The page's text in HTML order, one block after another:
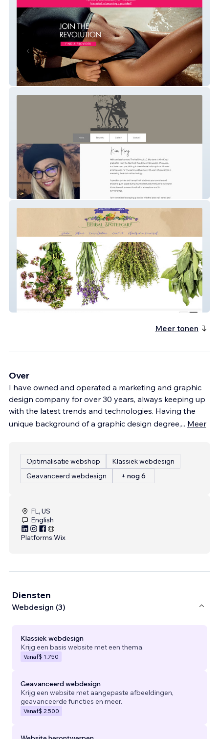
Epilfree
The Nail Diva
NE Herbal Apothecary
Meer tonen
Over
I have owned and operated a marketing and graphic
design company for over 30 years, always keeping up
with the latest trends and technologies. Having the
unique background of a graphic design degree,... Meer
Optimalisatie webshop
Klassiek webdesign
Geavanceerd webdesign
+ nog 6
FL, US
English
Platforms:Wix
Diensten
Webdesign (3)
Klassiek webdesign
Krijg een basis website met een thema.
Vanaf$ 1.750
Geavanceerd webdesign
Krijg een website met aangepaste afbeeldingen,
geavanceerde functies en meer.
Vanaf$ 2.500